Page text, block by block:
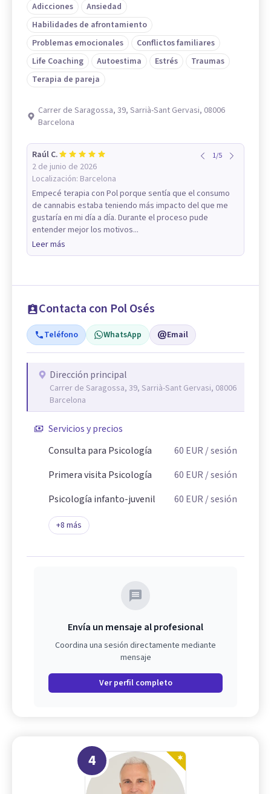
Adicciones
Ansiedad
Habilidades de afrontamiento
Problemas emocionales
Conflictos familiares
Life Coaching
Autoestima Estrés
Traumas
Terapia de pareja
Carrer de Saragossa, 39, Sarrià-Sant Gervasi, 08006
Barcelona
Raúl C.
2 de junio de 2026
Localización: Barcelona
1/5
Empecé terapia con Pol porque sentía que el consumo
de cannabis estaba teniendo más impacto del que me
gustaría en mi día a día. Durante el proceso pude
entender mejor los motivos...
Leer más
Contacta con Pol Osés
Teléfono WhatsApp Email
Dirección principal
Carrer de Saragossa, 39, Sarrià-Sant Gervasi, 08006
Barcelona
Servicios y precios
Consulta para Psicología
60 EUR / sesión
Primera visita Psicología
60 EUR / sesión
Psicología infanto-juvenil
60 EUR / sesión
+8 más
Envía un mensaje al profesional
Coordina una sesión directamente mediante
mensaje
Ver perfil completo
4